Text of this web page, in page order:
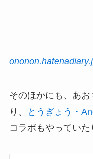
そのほかにも、あお
り、
とうぎょう・
コラボもやっていた